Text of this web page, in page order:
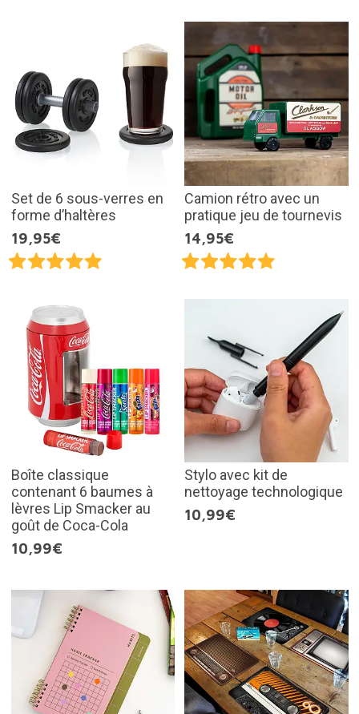
Set de 6 sous-verres en
forme d’haltères
19,95€
Camion rétro avec un
pratique jeu de tournevis
14,95€
Boîte classique
contenant 6 baumes à
lèvres Lip Smacker au
goût de Coca-Cola
10,99€
Stylo avec kit de
nettoyage technologique
10,99€